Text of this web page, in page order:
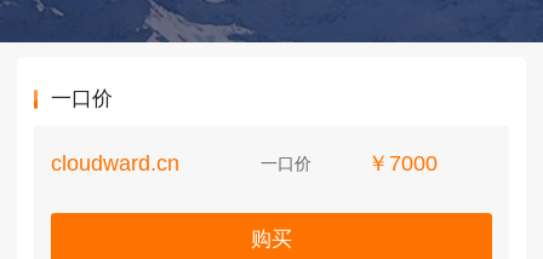
一口价
cloudward.cn 一口价 ￥7000
购买